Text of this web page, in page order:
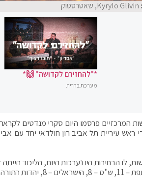
Kyrylo Glivin, שאטרסטוק
*"להחזירם לקדושה" 🙌*
מערכת בחזית
המרכזיים פרסמו היום סקרי מנדטים
ראש עיריית תל אביב רון חולדאי יחד עם